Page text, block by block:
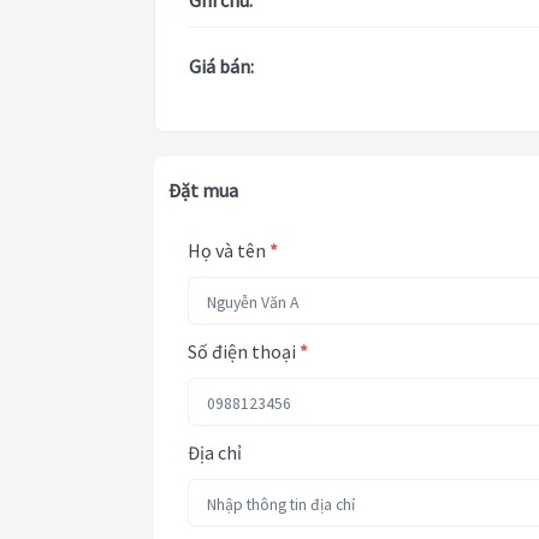
Giá bán:
Đặt mua
Họ và tên *
Số điện thoại *
Địa chỉ